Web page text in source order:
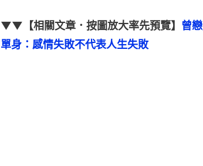
▼▼【相關文章．按圖放大率先預覽】 曾
單身：感情失敗不代表人生失敗